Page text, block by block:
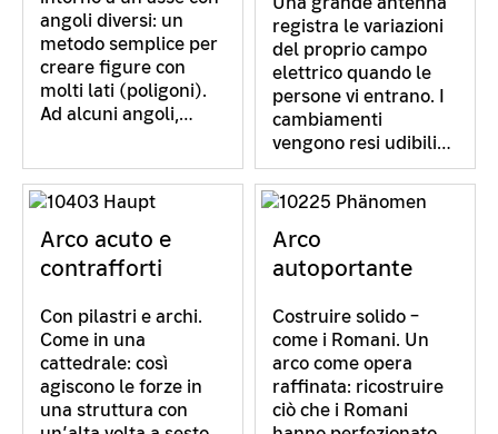
angoli diversi: un
metodo semplice per
creare figure con
molti lati (poligoni).
Ad alcuni angoli,…
registra le variazioni
del proprio campo
elettrico quando le
persone vi entrano. I
cambiamenti
vengono resi udibili…
Arco acuto e
contrafforti
Con pilastri e archi.
Come in una
cattedrale: così
agiscono le forze in
una struttura con
Arco
autoportante
Costruire solido –
come i Romani. Un
arco come opera
raffinata: ricostruire
ciò che i Romani